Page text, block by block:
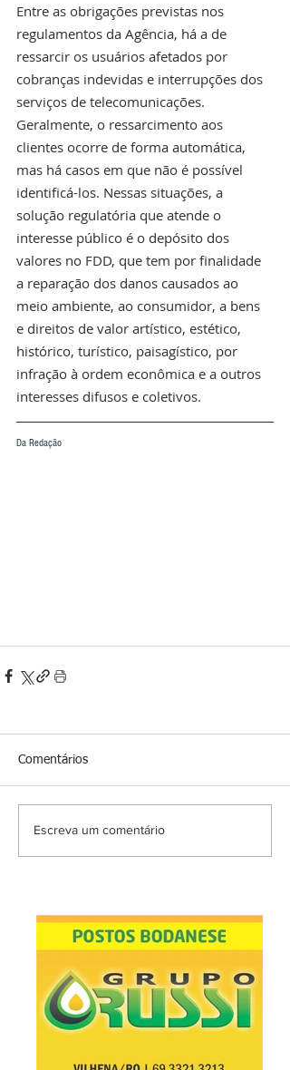
Entre as obrigações previstas nos
regulamentos da Agência, há a de
ressarcir os usuários afetados por
cobranças indevidas e interrupções dos
serviços de telecomunicações.
Geralmente, o ressarcimento aos
clientes ocorre de forma automática,
mas há casos em que não é possível
identificá-los. Nessas situações, a
solução regulatória que atende o
interesse público é o depósito dos
valores no FDD, que tem por finalidade
a reparação dos danos causados ao
meio ambiente, ao consumidor, a bens
e direitos de valor artístico, estético,
histórico, turístico, paisagístico, por
infração à ordem econômica e a outros
interesses difusos e coletivos.
Da Redação
Comentários
Escreva um comentário